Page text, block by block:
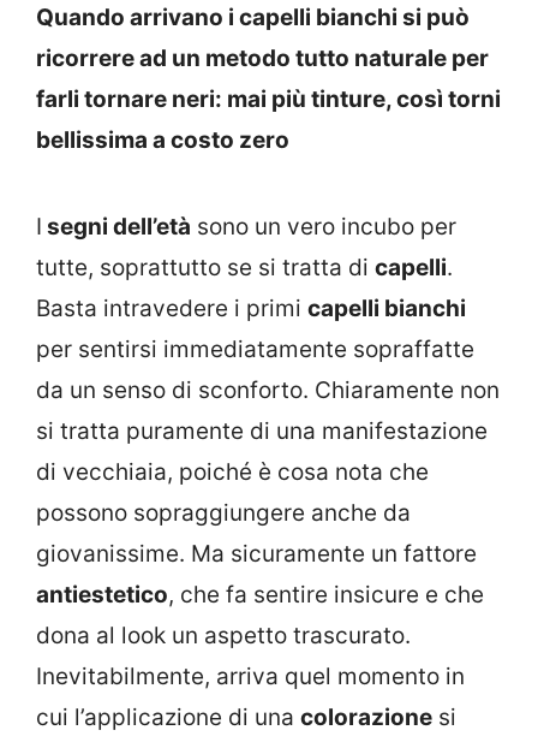
Quando arrivano i capelli bianchi si può
ricorrere ad un metodo tutto naturale per
farli tornare neri: mai più tinture, così torni
bellissima a costo zero
I segni dell’età sono un vero incubo per
tutte, soprattutto se si tratta di capelli.
Basta intravedere i primi capelli bianchi
per sentirsi immediatamente sopraffatte
da un senso di sconforto. Chiaramente non
si tratta puramente di una manifestazione
di vecchiaia, poiché è cosa nota che
possono sopraggiungere anche da
giovanissime. Ma sicuramente un fattore
antiestetico, che fa sentire insicure e che
dona al look un aspetto trascurato.
Inevitabilmente, arriva quel momento in
cui l’applicazione di una colorazione si